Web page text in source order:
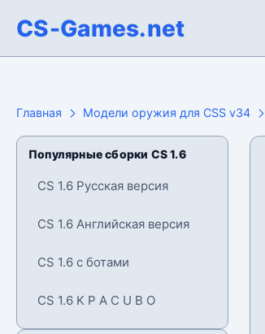
CS-Games.net
Главная Модели оружия для CSS v34
Популярные сборки CS 1.6
CS 1.6 Русская версия
CS 1.6 Английская версия
CS 1.6 с ботами
CS 1.6 K P A C U B O